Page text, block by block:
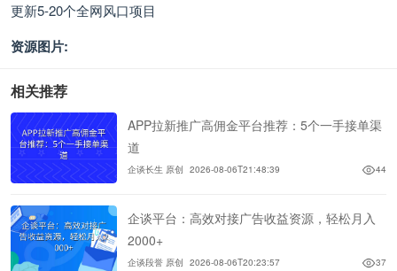
更新5-20个全网风口项目
资源图片:
相关推荐
APP拉新推广高佣金平台推荐：5个一手接单渠
道
企谈长生 原创 2026-08-06T21:48:39 44
企谈平台：高效对接广告收益资源，轻松月入
2000+
企谈段誉 原创 2026-08-06T20:23:57 37